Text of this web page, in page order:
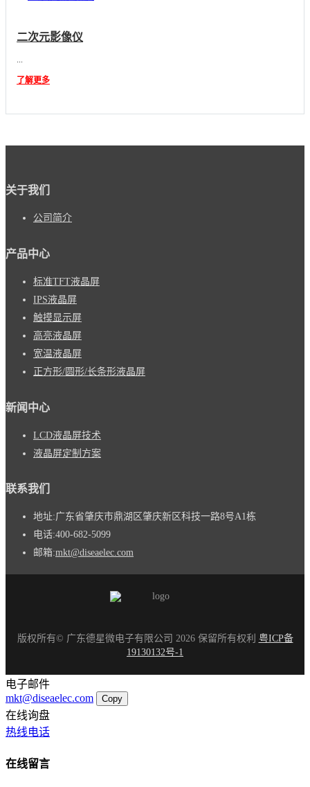
二次元影像仪
...
了解更多
关于我们
公司简介
产品中心
标准TFT液晶屏
IPS液晶屏
触摸显示屏
高亮液晶屏
宽温液晶屏
正方形/圆形/长条形液晶屏
新闻中心
LCD液晶屏技术
液晶屏定制方案
联系我们
地址:广东省肇庆市鼎湖区肇庆新区科技一路8号A1栋
电话:400-682-5099
邮箱:mkt@diseaelec.com
版权所有© 广东德星微电子有限公司 2026 保留所有权利 粤ICP备
19130132号-1
电子邮件
mkt@diseaelec.com
Copy
在线询盘
热线电话
在线留言